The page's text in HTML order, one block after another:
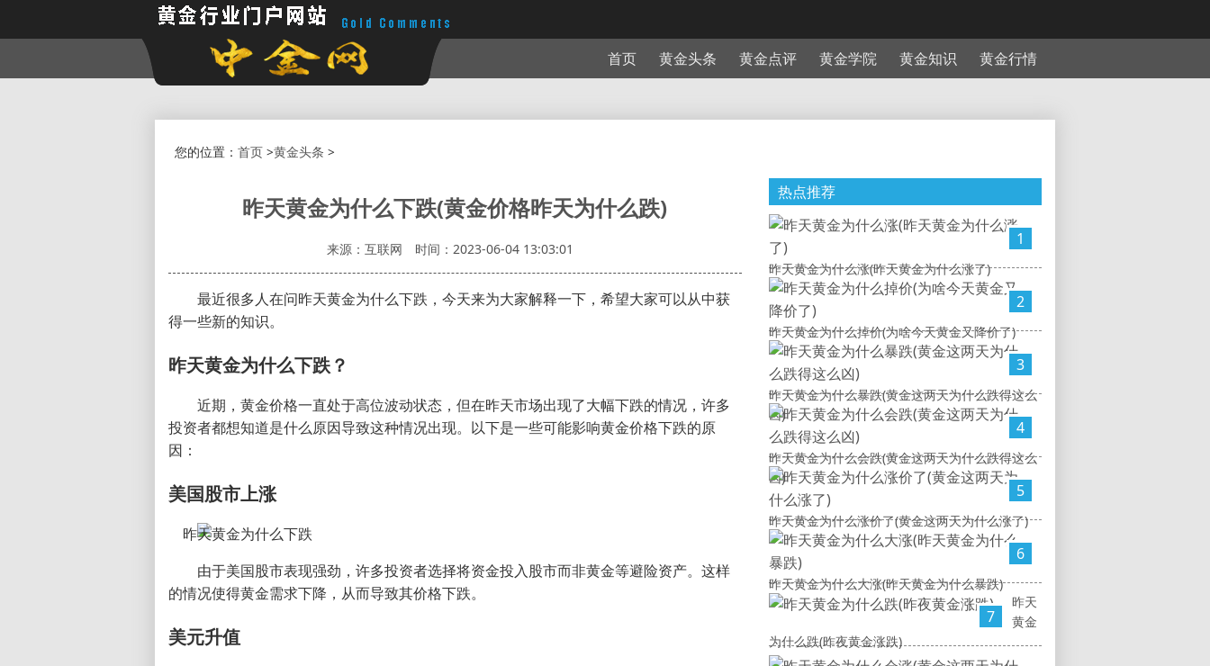
首页 黄金头条 黄金点评 黄金学院 黄金知识 黄金行情
您的位置： 首页>黄金头条 >
昨天黄金为什么下跌(黄金价格昨天为什么跌)
来源：互联网 时间：2023-06-04 13:03:01
最近很多人在问昨天黄金为什么下跌，今天来为大家解释一下，希望大家可以从中获
得一些新的知识。
昨天黄金为什么下跌？
近期，黄金价格一直处于高位波动状态，但在昨天市场出现了大幅下跌的情况，许多
投资者都想知道是什么原因导致这种情况出现。以下是一些可能影响黄金价格下跌的原
因：
美国股市上涨
由于美国股市表现强劲，许多投资者选择将资金投入股市而非黄金等避险资产。这样
的情况使得黄金需求下降，从而导致其价格下跌。
美元升值
热点推荐
1
昨天黄金为什么涨(昨天黄金为什么涨了)
2
昨天黄金为什么掉价(为啥今天黄金又降价了)
3
昨天黄金为什么暴跌(黄金这两天为什么跌得这么
凶)
4
昨天黄金为什么会跌(黄金这两天为什么跌得这么
凶)
5
昨天黄金为什么涨价了(黄金这两天为什么涨了)
6
昨天黄金为什么大涨(昨天黄金为什么暴跌)
7
昨天
黄金
为什么跌(昨夜黄金涨跌)